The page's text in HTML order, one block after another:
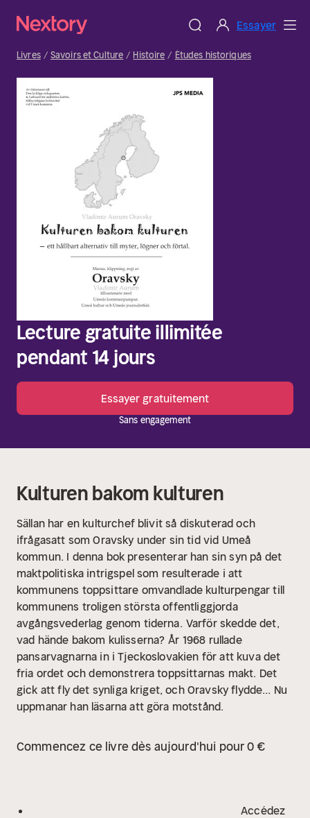
Essayer
Livres Savoirs et Culture Histoire Études historiques
Lecture gratuite illimitée
pendant 14 jours
Essayer gratuitement
Sans engagement
Kulturen bakom kulturen
Sällan har en kulturchef blivit så diskuterad och
ifrågasatt som Oravsky under sin tid vid Umeå
kommun. I denna bok presenterar han sin syn på det
maktpolitiska intrigspel som resulterade i att
kommunens toppsittare omvandlade kulturpengar till
kommunens troligen största offentliggjorda
avgångsvederlag genom tiderna. Varför skedde det,
vad hände bakom kulisserna? År 1968 rullade
pansarvagnarna in i Tjeckoslovakien för att kuva det
fria ordet och demonstrera toppsittarnas makt. Det
gick att fly det synliga kriget, och Oravsky flydde... Nu
uppmanar han läsarna att göra motstånd.
Commencez ce livre dès aujourd'hui pour 0 €
Accédez